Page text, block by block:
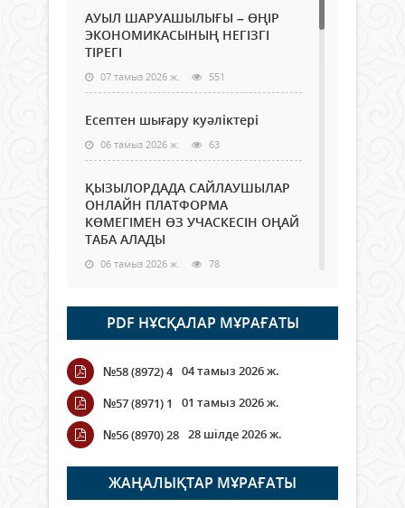
АУЫЛ ШАРУАШЫЛЫҒЫ – ӨҢІР
ЭКОНОМИКАСЫНЫҢ НЕГІЗГІ
ТІРЕГІ
07 тамыз 2026 ж. 551
Есептен шығару куәліктері
06 тамыз 2026 ж. 63
ҚЫЗЫЛОРДАДА САЙЛАУШЫЛАР
ОНЛАЙН ПЛАТФОРМА
КӨМЕГІМЕН ӨЗ УЧАСКЕСІН ОҢАЙ
ТАБА АЛАДЫ
06 тамыз 2026 ж. 78
Open Air: Қызылорда облысы
полиция департаменті 20
мыңнан астам көрерменнің
қауіпсіздігін қамтамасыз етті
06 тамыз 2026 ж.
Wi-Fi ҚАБЫРҒА АРҚЫЛЫ ҚАЛАЙ
ӨТЕДІ?
06 тамыз 2026 ж. 255
PDF НҰСҚАЛАР МҰРАҒАТЫ
№58 (8972) 4 04 тамыз 2026 ж.
№57 (8971) 1
01 тамыз 2026 ж.
№56 (8970) 28 28 шілде 2026 ж.
ЖАҢАЛЫҚТАР МҰРАҒАТЫ